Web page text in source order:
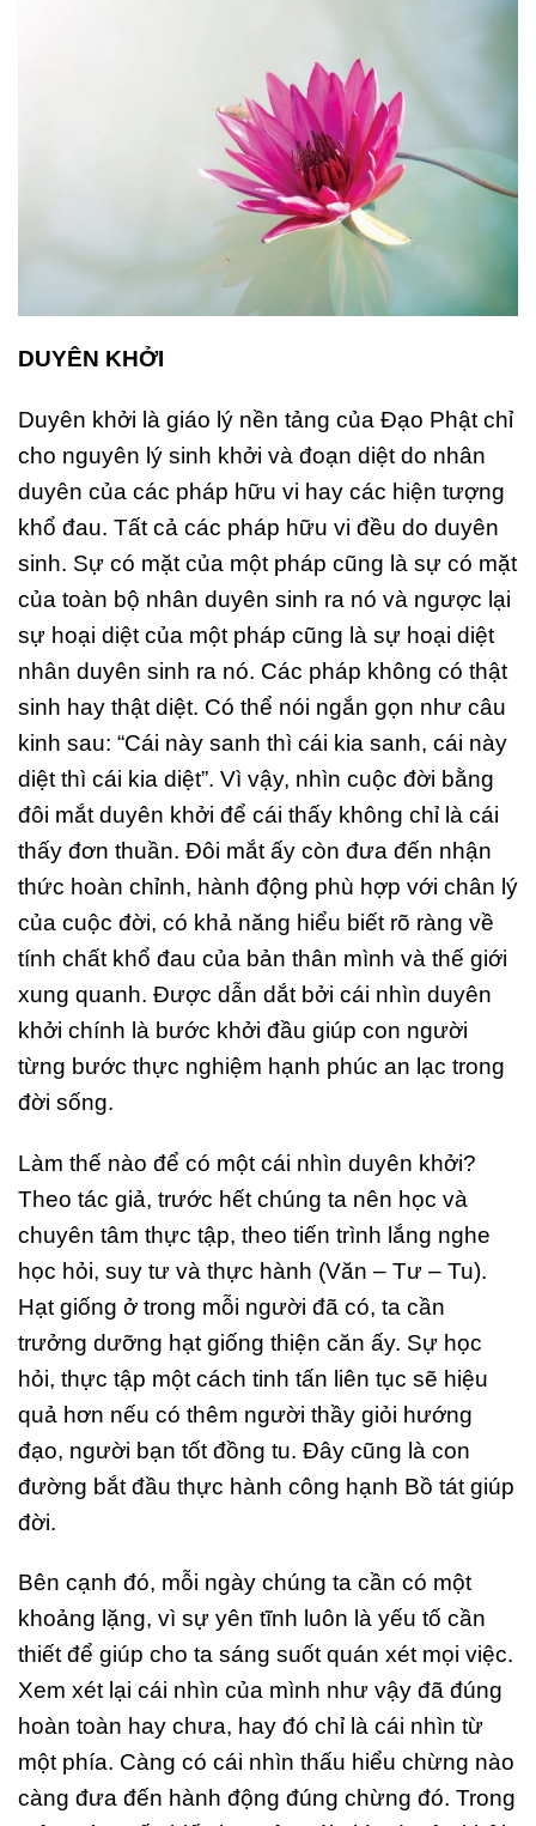
DUYÊN KHỞI
Duyên khởi là giáo lý nền tảng của Đạo Phật chỉ
cho nguyên lý sinh khởi và đoạn diệt do nhân
duyên của các pháp hữu vi hay các hiện tượng
khổ đau. Tất cả các pháp hữu vi đều do duyên
sinh. Sự có mặt của một pháp cũng là sự có mặt
của toàn bộ nhân duyên sinh ra nó và ngược lại
sự hoại diệt của một pháp cũng là sự hoại diệt
nhân duyên sinh ra nó. Các pháp không có thật
sinh hay thật diệt. Có thể nói ngắn gọn như câu
kinh sau: “Cái này sanh thì cái kia sanh, cái này
diệt thì cái kia diệt”. Vì vậy, nhìn cuộc đời bằng
đôi mắt duyên khởi để cái thấy không chỉ là cái
thấy đơn thuần. Đôi mắt ấy còn đưa đến nhận
thức hoàn chỉnh, hành động phù hợp với chân lý
của cuộc đời, có khả năng hiểu biết rõ ràng về
tính chất khổ đau của bản thân mình và thế giới
xung quanh. Được dẫn dắt bởi cái nhìn duyên
khởi chính là bước khởi đầu giúp con người
từng bước thực nghiệm hạnh phúc an lạc trong
đời sống.
Làm thế nào để có một cái nhìn duyên khởi?
Theo tác giả, trước hết chúng ta nên học và
chuyên tâm thực tập, theo tiến trình lắng nghe
học hỏi, suy tư và thực hành (Văn – Tư – Tu).
Hạt giống ở trong mỗi người đã có, ta cần
trưởng dưỡng hạt giống thiện căn ấy. Sự học
hỏi, thực tập một cách tinh tấn liên tục sẽ hiệu
quả hơn nếu có thêm người thầy giỏi hướng
đạo, người bạn tốt đồng tu. Đây cũng là con
đường bắt đầu thực hành công hạnh Bồ tát giúp
đời.
Bên cạnh đó, mỗi ngày chúng ta cần có một
khoảng lặng, vì sự yên tĩnh luôn là yếu tố cần
thiết để giúp cho ta sáng suốt quán xét mọi việc.
Xem xét lại cái nhìn của mình như vậy đã đúng
hoàn toàn hay chưa, hay đó chỉ là cái nhìn từ
một phía. Càng có cái nhìn thấu hiểu chừng nào
càng đưa đến hành động đúng chừng đó. Trong